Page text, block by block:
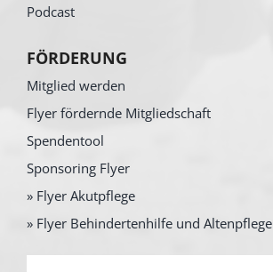
Podcast
FÖRDERUNG
Mitglied werden
Flyer fördernde Mitgliedschaft
Spendentool
Sponsoring Flyer
» Flyer Akutpflege
» Flyer Behindertenhilfe und Altenpflege